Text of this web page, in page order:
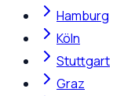
Hamburg
Köln
Stuttgart
Graz